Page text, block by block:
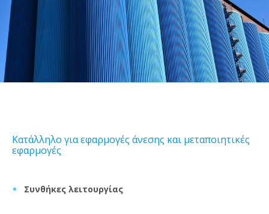
Κατάλληλο για εφαρμογές άνεσης και μεταποιητικές
εφαρμογές
Συνθήκες λειτουργίας